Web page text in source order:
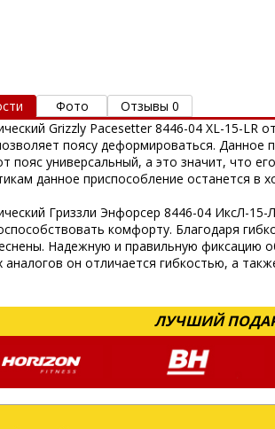
Фото
Отзывы 0
Grizzly Pacesetter 8446-04 XL-15-
поясу деформироваться.
пояс универсальный, а это значит, что
данное приспособление останется
Гриззли Энфорсер 8446-04 ИксЛ-
комфорту. Благодаря
Надежную и правильную фиксацию
аналогов он отличается гибкостью, а
ЛУЧШИЙ